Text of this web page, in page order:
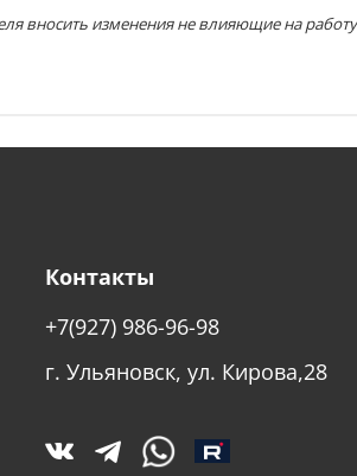
вносить изменения не влияющие на
Контакты
+7(927) 986-96-98
г. Ульяновск, ул. Кирова,28